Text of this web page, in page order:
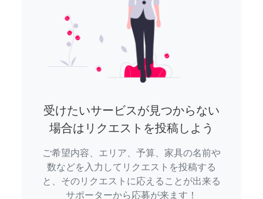
受けたいサービスが見つからない
場合はリクエストを投稿しよう
ご希望内容、エリア、予算、家具の名前や
数などを入力してリクエストを投稿する
と、そのリクエストに応えることが出来る
サポーターから応募が来ます！